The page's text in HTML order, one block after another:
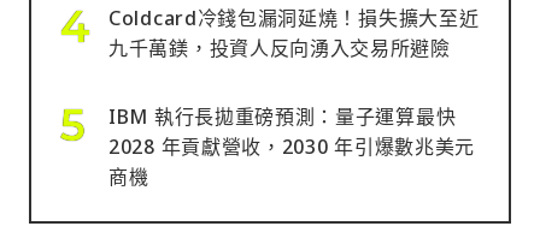
Coldcard冷錢包漏洞延燒！損失擴大至近
九千萬鎂，投資人反向湧入交易所避險
IBM 執行長拋重磅預測：量子運算最快
2028 年貢獻營收，2030 年引爆數兆美元
商機